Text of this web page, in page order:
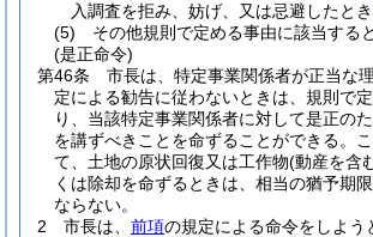
入調査を拒み、妨げ、又は忌避したとき
(5)
その他規則で定める事由に該当すると
(是正命令)
第46条
市長は、特定事業関係者が正当な
定による勧告に従わないときは、規則で
り、当該特定事業関係者に対して是正の
を講ずべきことを命ずることができる。
て、土地の原状回復又は工作物(動産を含
くは除却を命ずるときは、相当の猶予期
ならない。
2
市長は、 前項の規定による命令をしよう